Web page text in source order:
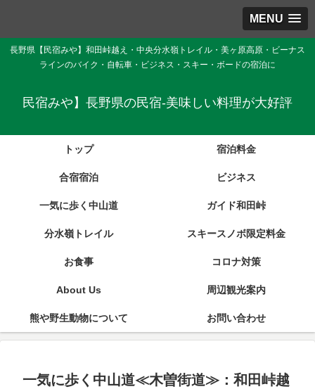
MENU
長野県【民宿みや】和田峠越え・中央分水嶺トレイル・美ヶ原高原・ビーナス
ラインのバイク・自転車・ビジネス・スキー・ボードの宿泊に
民宿みや】長野県の民宿-美味しい料理が大好評
トップ 宿泊料金
合宿宿泊 ビジネス
一気に歩く中山道 ガイド和田峠
分水嶺トレイル スキースノボ限定料金
お食事 コロナ対策
About Us 周辺観光案内
熊や野生動物について お問い合わせ
一気に歩く中山道≪木曽街道≫：和田峠越